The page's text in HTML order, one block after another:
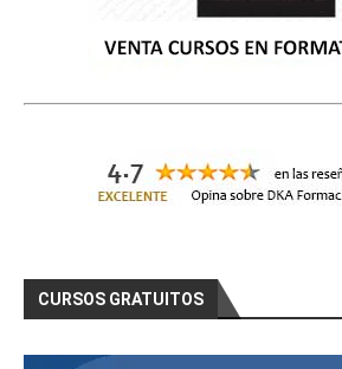
CURSOS GRATUITOS